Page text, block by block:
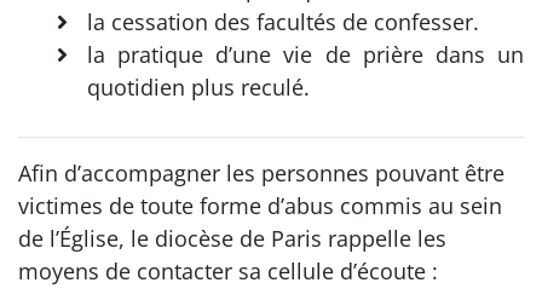
la cessation des facultés de confesser.
la pratique d’une vie de prière dans un
quotidien plus reculé.
Afin d’accompagner les personnes pouvant être
victimes de toute forme d’abus commis au sein
de l’Église, le diocèse de Paris rappelle les
moyens de contacter sa cellule d’écoute :